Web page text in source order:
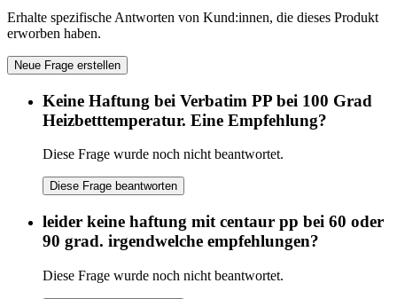
Erhalte spezifische Antworten von Kund:innen, die dieses Produkt
erworben haben.
Neue Frage erstellen
Keine Haftung bei Verbatim PP bei 100 Grad
Heizbetttemperatur. Eine Empfehlung?
Diese Frage wurde noch nicht beantwortet.
Diese Frage beantworten
leider keine haftung mit centaur pp bei 60 oder
90 grad. irgendwelche empfehlungen?
Diese Frage wurde noch nicht beantwortet.